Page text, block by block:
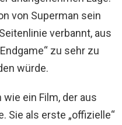
von Superman sein
verbannt, aus
zu sehr zu
würde.
wie ein Film, der aus
Sie als erste „offizielle“